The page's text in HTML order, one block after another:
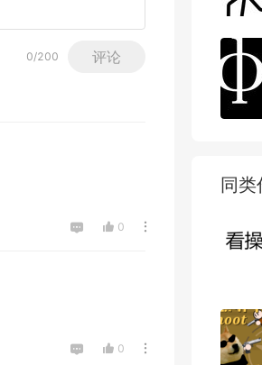
0/200 评论
0
0
同类